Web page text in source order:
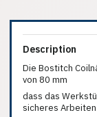
Description
Die Bostitch
von 80 mm
dass das
sicheres